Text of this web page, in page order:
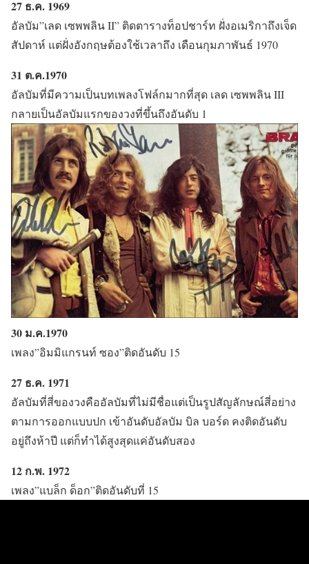
27 ธ.ค. 1969
อัลบัม”เลด เซพพลิน II” ติดตารางท็อปชาร์ท ฝั่งอเมริกาถึงเจ็ด
สัปดาห์ แต่ฝั่งอังกฤษต้องใช้เวลาถึง เดือนกุมภาพันธ์ 1970
31 ต.ค.1970
อัลบัมที่มีความเป็นบทเพลงโฟล์กมากที่สุด เลด เซพพลิน III
กลายเป็นอัลบัมแรกของวงที่ขึ้นถึงอันดับ 1
30 ม.ค.1970
เพลง”อิมมิแกรนท์ ซอง”ติดอันดับ 15
27 ธ.ค. 1971
อัลบัมที่สี่ของวงคืออัลบัมที่ไม่มีชื่อแต่เป็นรูปสัญลักษณ์สี่อย่าง
ตามการออกแบบปก เข้าอันดับอัลบัม บิล บอร์ด คงติดอันดับ
อยู่ถึงห้าปี แต่ก็ทำได้สูงสุดแค่อันดับสอง
12 ก.พ. 1972
เพลง”แบล็ก ด็อก”ติดอันดับที่ 15